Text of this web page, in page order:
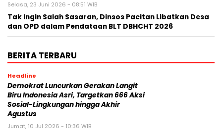
Selasa, 23 Juni 2026 - 08:51 WIB
Tak Ingin Salah Sasaran, Dinsos Pacitan Libatkan Desa
dan OPD dalam Pendataan BLT DBHCHT 2026
BERITA TERBARU
Headline
Demokrat Luncurkan Gerakan Langit
Biru Indonesia Asri, Targetkan 666 Aksi
Sosial-Lingkungan hingga Akhir
Agustus
Jumat, 10 Jul 2026 - 10:36 WIB